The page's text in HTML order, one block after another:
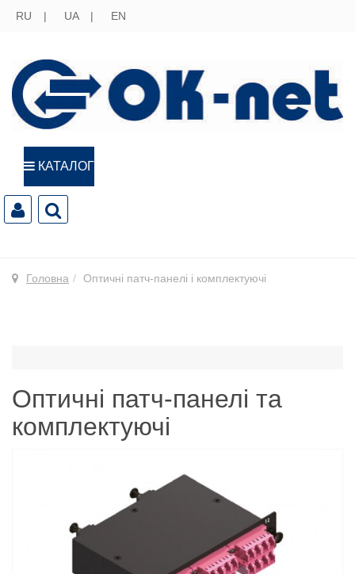
RU UA EN
КАТАЛОГ
Головна Оптичні патч-панелі і комплектуючі
Оптичні патч-панелі та
комплектуючі